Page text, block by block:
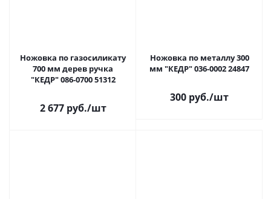
Ножовка по газосиликату
700 мм дерев ручка
"КЕДР" 086-0700 51312
2 677 руб./шт
Ножовка по металлу 300
мм "КЕДР" 036-0002 24847
300 руб./шт